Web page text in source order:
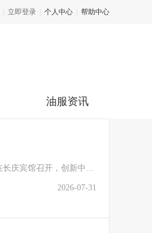
立即登录 个人中心 帮助中心
油服资讯
2026-07-31